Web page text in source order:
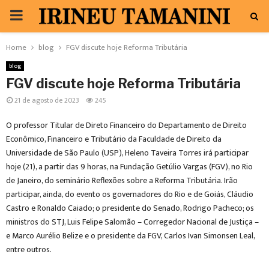
PRIMARY
MENU
Home blog FGV discute hoje Reforma Tributária
blog
FGV discute hoje Reforma Tributária
21 de agosto de 2023 245
O professor Titular de Direto Financeiro do Departamento de Direito
Econômico, Financeiro e Tributário da Faculdade de Direito da
Universidade de São Paulo (USP), Heleno Taveira Torres irá participar
hoje (21), a partir das 9 horas, na Fundação Getúlio Vargas (FGV), no Rio
de Janeiro, do seminário Reflexões sobre a Reforma Tributária. Irão
participar, ainda, do evento os governadores do Rio e de Goiás, Cláudio
Castro e Ronaldo Caiado; o presidente do Senado, Rodrigo Pacheco; os
ministros do STJ, Luis Felipe Salomão – Corregedor Nacional de Justiça –
e Marco Aurélio Belize e o presidente da FGV, Carlos Ivan Simonsen Leal,
entre outros.